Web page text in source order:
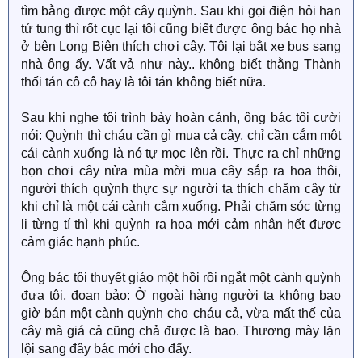
tìm bằng được một cây quỳnh. Sau khi gọi điện hỏi han
tứ tung thì rốt cục lại tôi cũng biết được ông bác họ nhà
ở bên Long Biên thích chơi cây. Tôi lại bắt xe bus sang
nhà ông ấy. Vất vả như này.. không biết thằng Thành
thối tán cô cô hay là tôi tán không biết nữa.
Sau khi nghe tôi trình bày hoàn cảnh, ông bác tôi cười
nói: Quỳnh thì cháu cần gì mua cả cây, chỉ cần cắm một
cái cành xuống là nó tự mọc lên rồi. Thực ra chỉ những
bọn chơi cây nửa mùa mời mua cây sắp ra hoa thôi,
người thích quỳnh thực sự người ta thích chăm cây từ
khi chỉ là một cái cành cắm xuống. Phải chăm sóc từng
li từng tí thì khi quỳnh ra hoa mới cảm nhận hết được
cảm giác hạnh phúc.
Ông bác tôi thuyết giáo một hồi rồi ngắt một cành quỳnh
đưa tôi, đoạn bảo: Ở ngoài hàng người ta không bao
giờ bán một cành quỳnh cho cháu cả, vừa mất thế của
cây mà giá cả cũng chả được là bao. Thương mày lặn
lội sang đây bác mới cho đấy.